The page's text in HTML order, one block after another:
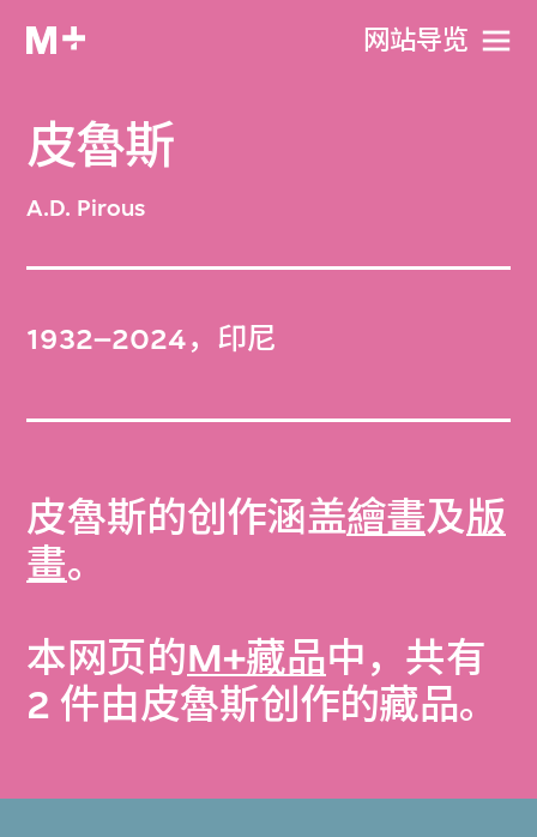
网站导览
皮魯斯
A.D. Pirous
1932–2024，印尼
皮魯斯的创作涵盖繪畫及版
畫。
本网页的M+藏品中，共有
2 件由皮魯斯创作的藏品。